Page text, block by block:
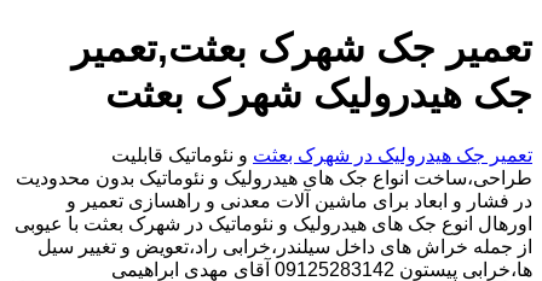
تعمیر جک شهرک بعثت,تعمیر
جک هیدرولیک شهرک بعثت
تعمیر جک هیدرولیک در شهرک بعثت و نئوماتیک قابلیت
طراحی،ساخت انواع جک های هیدرولیک و نئوماتیک بدون محدودیت
در فشار و ابعاد برای ماشین آلات معدنی و راهسازی تعمیر و
اورهال انوع جک های هیدرولیک و نئوماتیک در شهرک بعثت با عیوبی
از جمله خراش های داخل سیلندر،خرابی راد،تعویض و تغییر سیل
ها،خرابی پیستون 09125283142 آقای مهدی ابراهیمی